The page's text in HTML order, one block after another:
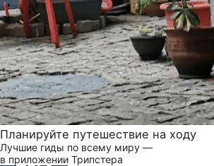
Планируйте путешествие на ходу
Лучшие гиды по всему миру —
в приложении Трипстера